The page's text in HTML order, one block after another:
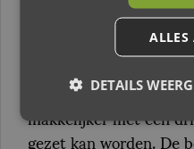
Deze Lässig Little
gemaakt voor
leren drinken. En in
makkelijker met een
ALLES
DETAILS